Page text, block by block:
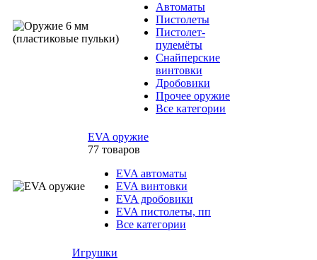
Автоматы
Пистолеты
Пистолет-
пулемёты
Снайперские
винтовки
Дробовики
Прочее оружие
Все категории
EVA оружие
77 товаров
EVA автоматы
EVA винтовки
EVA дробовики
EVA пистолеты, пп
Все категории
Игрушки